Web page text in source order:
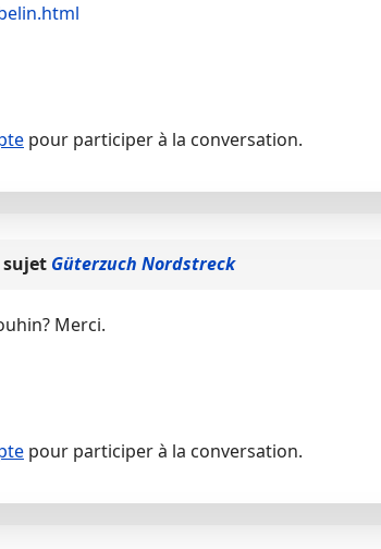
pour participer à la conversation.
Güterzuch Nordstreck
Merci.
pour participer à la conversation.